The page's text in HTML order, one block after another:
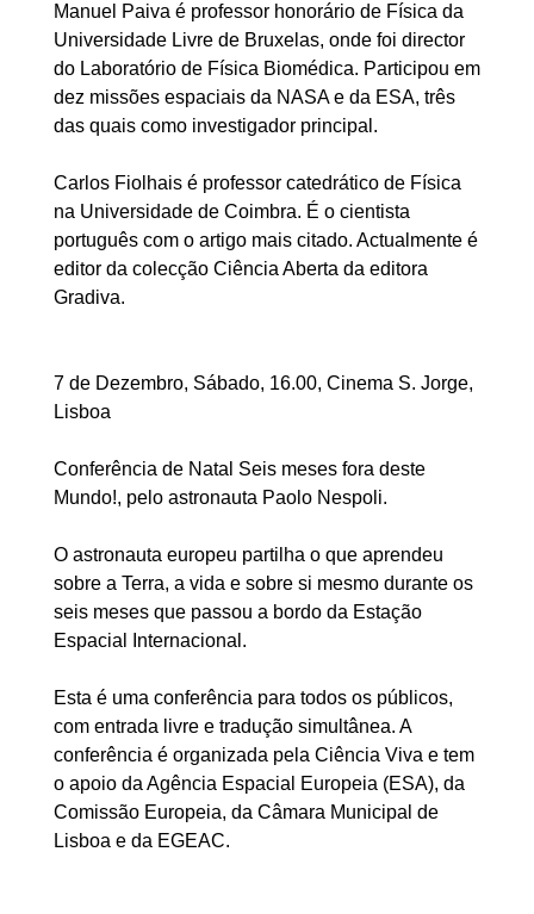
Manuel Paiva é professor honorário de Física da
Universidade Livre de Bruxelas, onde foi director
do Laboratório de Física Biomédica. Participou em
dez missões espaciais da NASA e da ESA, três
das quais como investigador principal.
Carlos Fiolhais é professor catedrático de Física
na Universidade de Coimbra. É o cientista
português com o artigo mais citado. Actualmente é
editor da colecção Ciência Aberta da editora
Gradiva.
7 de Dezembro, Sábado, 16.00, Cinema S. Jorge,
Lisboa
Conferência de Natal Seis meses fora deste
Mundo!, pelo astronauta Paolo Nespoli.
O astronauta europeu partilha o que aprendeu
sobre a Terra, a vida e sobre si mesmo durante os
seis meses que passou a bordo da Estação
Espacial Internacional.
Esta é uma conferência para todos os públicos,
com entrada livre e tradução simultânea. A
conferência é organizada pela Ciência Viva e tem
o apoio da Agência Espacial Europeia (ESA), da
Comissão Europeia, da Câmara Municipal de
Lisboa e da EGEAC.